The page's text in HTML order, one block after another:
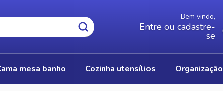
Bem vindo,
Entre ou cadastre-
se
cama mesa banho cozinha utensílios organização